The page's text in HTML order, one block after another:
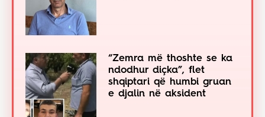
“Zemra më thoshte se ka
ndodhur diçka”, flet
shqiptari që humbi gruan
e djalin në aksident